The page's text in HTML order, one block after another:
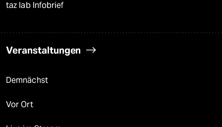
taz lab Infobrief
Veranstaltungen
Demnächst
Vor Ort